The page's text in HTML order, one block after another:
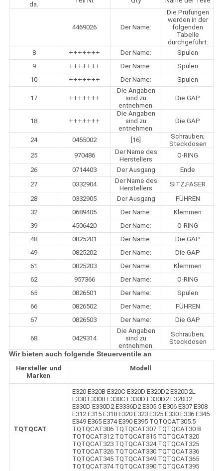
da.
4469026 Der Name:
Die Prüfungen
werden in der
folgenden
Tabelle
durchgeführt:
8
+++++++ Der Name:
Spulen
9
+++++++ Der Name:
Spulen
10
+++++++ Der Name: Spulen
17 +++++++
Die Angaben
sind zu
entnehmen.
Die GAP
18 +++++++
Die Angaben
sind zu
entnehmen.
Die GAP
24 0455002 [16]
Schrauben;
Steckdosen
25
970486
Der Name des
Herstellers
O-RING
26
0714403 Der Ausgang
Ende
27
0332904
Der Name des
Herstellers
SITZ;FASER
28
0332905 Der Ausgang
FÜHREN
32
0689405 Der Name:
Klemmen
39
4506420 Der Name:
O-RING
48
0825201 Der Name:
Die GAP
49
0825202 Der Name:
Die GAP
61
0825203 Der Name:
Klemmen
62
957366 Der Name:
O-RING
65
0826501 Der Name:
Spulen
66
0826502 Der Name:
FÜHREN
67
0826503 Der Name: Die GAP
68 0429314
Die Angaben
sind zu
entnehmen.
Schrauben;
Steckdosen
Wir bieten auch folgende Steuerventile an
Hersteller und
Marken
Modell
TQTQCAT
E320 E320B E320C E320D E320D2 E320D2L
E330 E330B E330C E330D E330D2 E320D2
E330D E330D2 E3336D2 E305.5 E306 E307 E308
E312 E315 E318 E320 E323 E325 E330 E336 E345
E349 E365 E374 E390 E395 TQTQCAT305.5
TQTQCAT306 TQTQCAT307 TQTQCAT30 8
TQTQCAT312 TQTQCAT315 TQTQCAT320
TQTQCAT323 TQTQCAT324 TQTQCAT325
TQTQCAT326 TQTQCAT330 TQTQCAT336
TQTQCAT345 TQTQCAT349 TQTQCAT365
TQTQCAT374 TQTQCAT390 TQTQCAT395